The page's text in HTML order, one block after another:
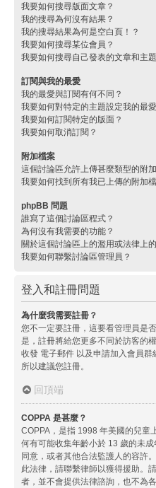
我要如何搜尋版面文章？
我的搜尋為何沒有結果？
我的搜尋結果為何是空白頁！？
我要如何搜尋某位會員？
我要如何搜尋自己發表的文章和主
訂閱與我的最愛
我的最愛與訂閱有何不同？
我要如何對特定的主題設定我的最
我要如何訂閱特定的版面？
我要如何取消訂閱？
附加檔案
這個討論區允許上傳甚麼類型的附
我要如何找到所有我已上傳的附加
phpBB 問題
誰寫了這個討論區程式？
為何沒有我需要的功能？
關於這個討論區上的濫用或法律上
我要如何聯繫討論區管理員？
登入和註冊問題
為什麼我需要註冊？
您不一定要註冊，這要看管理員是
是，註冊將給您更多不同於訪客的
收發 電子郵件 以及申請加入會員群
所以建議您註冊。
回頂端
COPPA 是甚麼？
COPPA，是指 1998 年美國的兒童
何有可能收集年齡小於 13 歲的未
同意，或者其他合法監護人的容許
此法律，請聯繫律師以獲得援助。
者，並不會提供法律諮詢，也不為